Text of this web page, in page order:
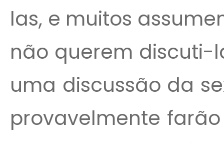
las, e muitos
não querem discuti-
uma discussão da
provavelmente